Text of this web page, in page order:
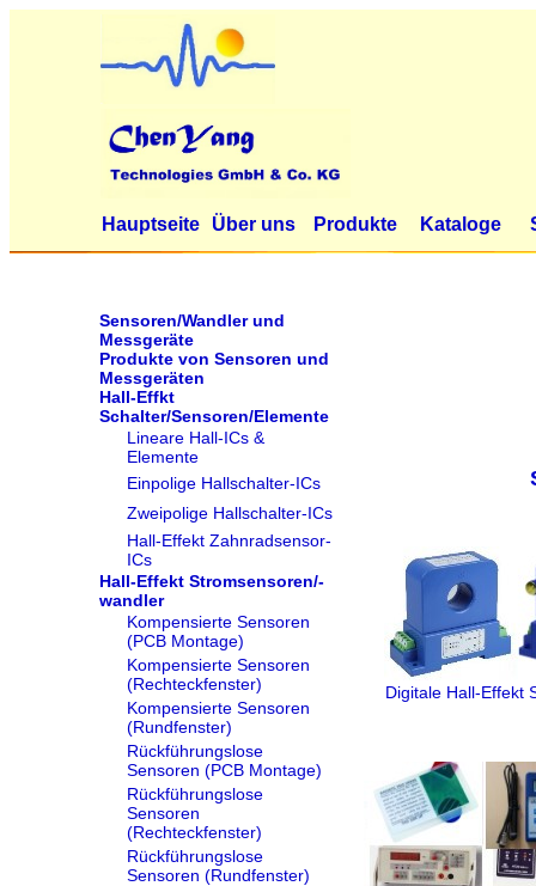
Hauptseite Über uns Produkte Kataloge
Sensoren/Wandler und
Messgeräte
Produkte von Sensoren und
Messgeräten
Hall-Effkt
Schalter/Sensoren/Elemente
Lineare Hall-ICs &
Elemente
Einpolige Hallschalter-ICs
Zweipolige Hallschalter-ICs
Hall-Effekt Zahnradsensor-
ICs
Hall-Effekt Stromsensoren/-
wandler
Kompensierte Sensoren
(PCB Montage)
Kompensierte Sensoren
(Rechteckfenster)
Kompensierte Sensoren
(Rundfenster)
Rückführungslose
Sensoren (PCB Montage)
Rückführungslose
Sensoren
(Rechteckfenster)
Rückführungslose
Sensoren (Rundfenster)
Digitale Hall-Effekt